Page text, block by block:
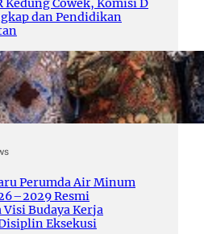
Kedung Cowek, Komisi D
dan Pendidikan
Perumda Air Minum
Resmi
Budaya Kerja
Eksekusi